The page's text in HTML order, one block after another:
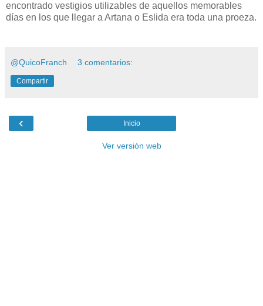
encontrado vestigios utilizables de aquellos memorables
días en los que llegar a Artana o Eslida era toda una proeza.
@QuicoFranch 3 comentarios:
Compartir
‹ Inicio
Ver versión web